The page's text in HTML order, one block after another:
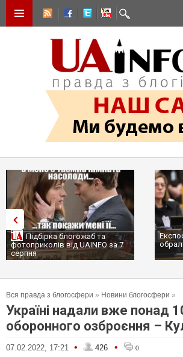
Підбірка блогожаб та
фотоприколів від UAINFO за 7
серпня
Вся правда з блогосфери » Новини блогосфери »
Україні надали вже понад
оборонного озброєння –
07.02.2022, 17:21 • 426 • 0